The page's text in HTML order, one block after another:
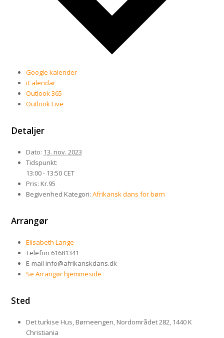
Google kalender
iCalendar
Outlook 365
Outlook Live
Detaljer
Dato: 13. nov. 2023
Tidspunkt:
13:00 - 13:50 CET
Pris: Kr.95
Begivenhed Kategori: Afrikansk dans for børn
Arrangør
Elisabeth Lange
Telefon 61681341
E-mail info@afrikanskdans.dk
Se Arrangør hjemmeside
Sted
Det turkise Hus, Børneengen, Nordområdet 282, 1440 K
Christiania